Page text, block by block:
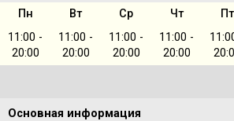
Пн Вт Ср Чт Пт
11:00 -
20:00
11:00 -
20:00
11:00 -
20:00
11:00 -
20:00
Основная информация